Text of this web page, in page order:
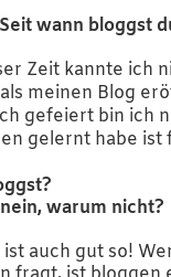
Seit wann bloggst
Zeit kannte ich
meinen Blog
gefeiert bin ich
gelernt habe ist
warum nicht?
auch gut so!